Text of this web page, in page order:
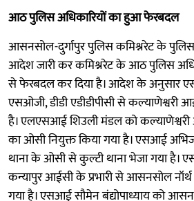
आठ पुलिस अधिकारियों का हुआ फेरबदल
आसनसोल-दुर्गापुर पुलिस कमिश्नरेट के
आदेश जारी कर कमिश्नरेट के आठ पुलिस
से फेरबदल कर दिया है। आदेश के अनुसार
एसओजी, डीडी एडीडीपीसी से कल्याणेश्वरी
है। एलएसआई शिउली मंडल को
का ओसी नियुक्त किया गया है। एसआई
थाना के ओसी से कुल्टी थाना भेजा गया है।
कन्यापुर आईसी के प्रभारी से आसनसोल
गया है। एसआई सौमेन बंद्योपाध्याय को